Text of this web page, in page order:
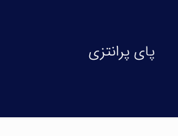
پای پرانتزی